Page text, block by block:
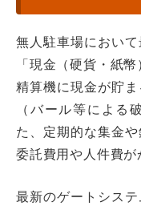
無人駐車場におい
「現金（硬貨・紙
精算機に現金が貯
（バール等による
た、定期的な集金
委託費用や人件費が
最新のゲートシス